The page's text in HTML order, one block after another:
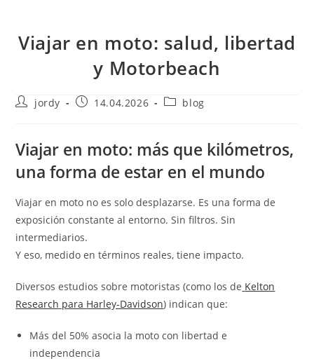
Viajar en moto: salud, libertad
y Motorbeach
Autor
entrada:
jordy
Publicación
entrada:
14.04.2026
Categoría
blog
Viajar en moto: más que kilómetros,
una forma de estar en el mundo
Viajar en moto no es solo desplazarse. Es una forma de
exposición constante al entorno. Sin filtros. Sin
intermediarios.
Y eso, medido en términos reales, tiene impacto.
Diversos estudios sobre motoristas (como los de Kelton
Research para Harley-Davidson) indican que:
Más del 50% asocia la moto con libertad e
independencia